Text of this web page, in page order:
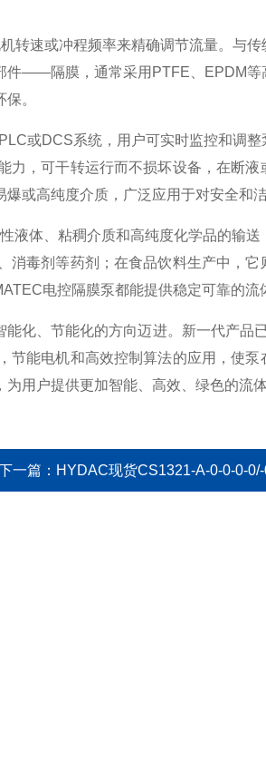
转速或冲程频率来精确调节流量。与
件——隔膜，通常采用PTFE、EPDM等
。
或DCS系统，用户可实时监控和调整
力，可干转运行而不损坏设备，在断液
或高纯度介质，广泛应用于对安全和
体、粘稠介质和高纯度化学品的输送
毒剂等药剂；在食品饮料生产中，它
电控隔膜泵都能提供稳定可靠的流
、节能化的方向迈进。新一代产品
能电机和高效控制算法的应用，使泵
用户提供更加智能、高效、绿色的流体
一篇： HYDAC现货CS1321-A-0-0-0-